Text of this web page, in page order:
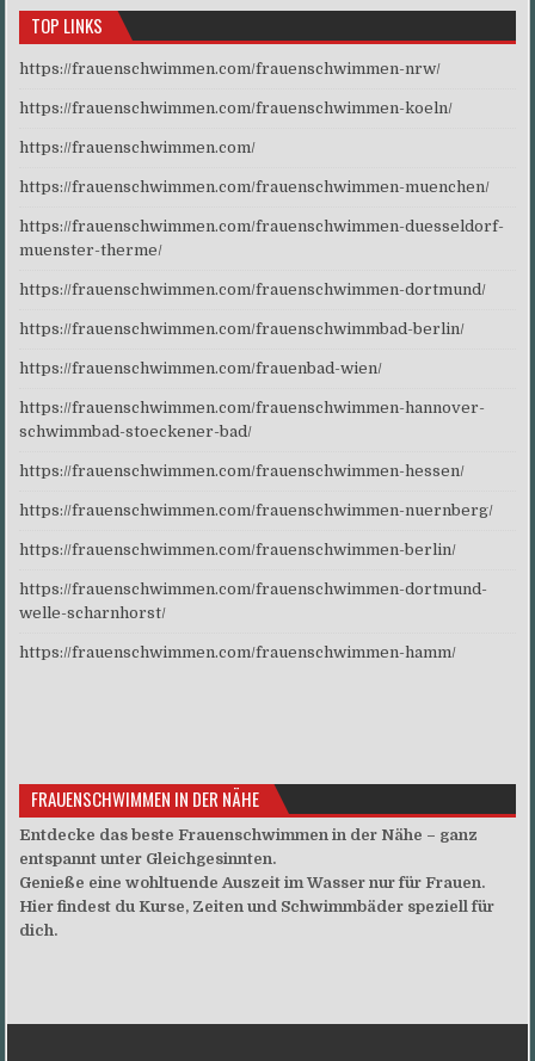
TOP LINKS
https://frauenschwimmen.com/frauenschwimmen-nrw/
https://frauenschwimmen.com/frauenschwimmen-koeln/
https://frauenschwimmen.com/
https://frauenschwimmen.com/frauenschwimmen-muenchen/
https://frauenschwimmen.com/frauenschwimmen-duesseldorf-
muenster-therme/
https://frauenschwimmen.com/frauenschwimmen-dortmund/
https://frauenschwimmen.com/frauenschwimmbad-berlin/
https://frauenschwimmen.com/frauenbad-wien/
https://frauenschwimmen.com/frauenschwimmen-hannover-
schwimmbad-stoeckener-bad/
https://frauenschwimmen.com/frauenschwimmen-hessen/
https://frauenschwimmen.com/frauenschwimmen-nuernberg/
https://frauenschwimmen.com/frauenschwimmen-berlin/
https://frauenschwimmen.com/frauenschwimmen-dortmund-
welle-scharnhorst/
https://frauenschwimmen.com/frauenschwimmen-hamm/
FRAUENSCHWIMMEN IN DER NÄHE
Entdecke das beste Frauenschwimmen in der Nähe – ganz
entspannt unter Gleichgesinnten.
Genieße eine wohltuende Auszeit im Wasser nur für Frauen.
Hier findest du Kurse, Zeiten und Schwimmbäder speziell für
dich.